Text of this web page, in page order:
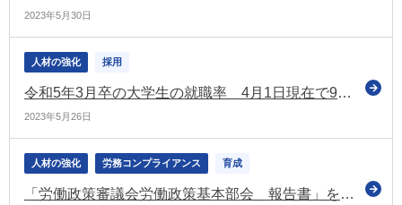
2023年5月30日
人材の強化 採用
令和5年3月卒の大学生の就職率 4月1日現在で97.3％ 3年ぶりに前年より上昇（厚労省）
2023年5月26日
人材の強化 労務コンプライアンス 育成
「労働政策審議会労働政策基本部会 報告書」を公表 労使で課題の共有を